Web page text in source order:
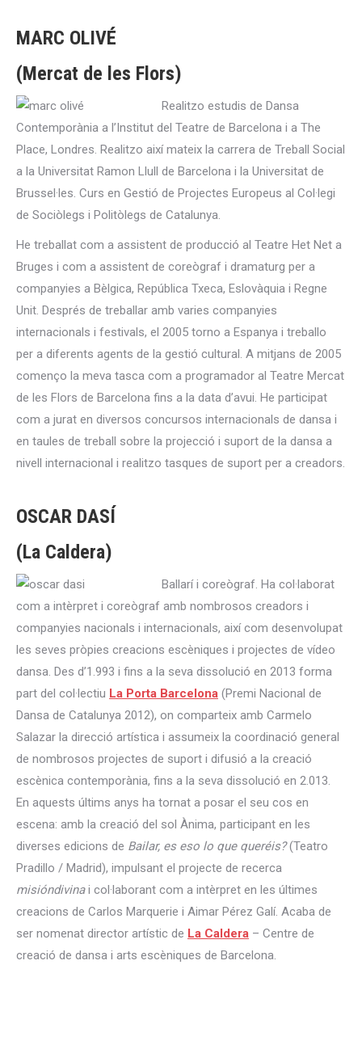
MARC OLIVÉ
(Mercat de les Flors)
Realitzo estudis de Dansa
Contemporània a l’Institut del Teatre de Barcelona i a The
Place, Londres. Realitzo així mateix la carrera de Treball Social
a la Universitat Ramon Llull de Barcelona i la Universitat de
Brussel·les. Curs en Gestió de Projectes Europeus al Col·legi
de Sociòlegs i Politòlegs de Catalunya.
He treballat com a assistent de producció al Teatre Het Net a
Bruges i com a assistent de coreògraf i dramaturg per a
companyies a Bèlgica, República Txeca, Eslovàquia i Regne
Unit. Després de treballar amb varies companyies
internacionals i festivals, el 2005 torno a Espanya i treballo
per a diferents agents de la gestió cultural. A mitjans de 2005
començo la meva tasca com a programador al Teatre Mercat
de les Flors de Barcelona fins a la data d’avui. He participat
com a jurat en diversos concursos internacionals de dansa i
en taules de treball sobre la projecció i suport de la dansa a
nivell internacional i realitzo tasques de suport per a creadors.
OSCAR DASÍ
(La Caldera)
Ballarí i coreògraf. Ha col·laborat
com a intèrpret i coreògraf amb nombrosos creadors i
companyies nacionals i internacionals, així com desenvolupat
les seves pròpies creacions escèniques i projectes de vídeo
dansa. Des d’1.993 i fins a la seva dissolució en 2013 forma
part del col·lectiu La Porta Barcelona (Premi Nacional de
Dansa de Catalunya 2012), on comparteix amb Carmelo
Salazar la direcció artística i assumeix la coordinació general
de nombrosos projectes de suport i difusió a la creació
escènica contemporània, fins a la seva dissolució en 2.013.
En aquests últims anys ha tornat a posar el seu cos en
escena: amb la creació del sol Ànima, participant en les
diverses edicions de Bailar, es eso lo que queréis?(Teatro
Pradillo / Madrid), impulsant el projecte de recerca
misióndivinai col·laborant com a intèrpret en les últimes
creacions de Carlos Marquerie i Aimar Pérez Galí. Acaba de
ser nomenat director artístic de La Caldera – Centre de
creació de dansa i arts escèniques de Barcelona.